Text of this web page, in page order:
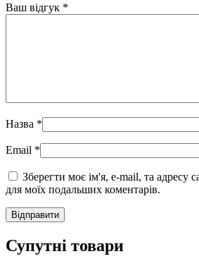
Ваш відгук *
Назва *
Email *
Зберегти моє ім'я, e-mail, та адресу
для моїх подальших коментарів.
Супутні товари